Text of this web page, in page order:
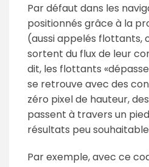
Par défaut dans les
positionnés grâce à la
(aussi appelés flottants,
sortent du flux de leur
dit, les flottants
se retrouve avec des
zéro pixel de hauteur,
passent à travers un
résultats peu
Par exemple, avec ce